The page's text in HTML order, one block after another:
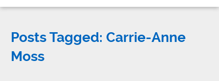
Posts Tagged: Carrie-Anne
Moss